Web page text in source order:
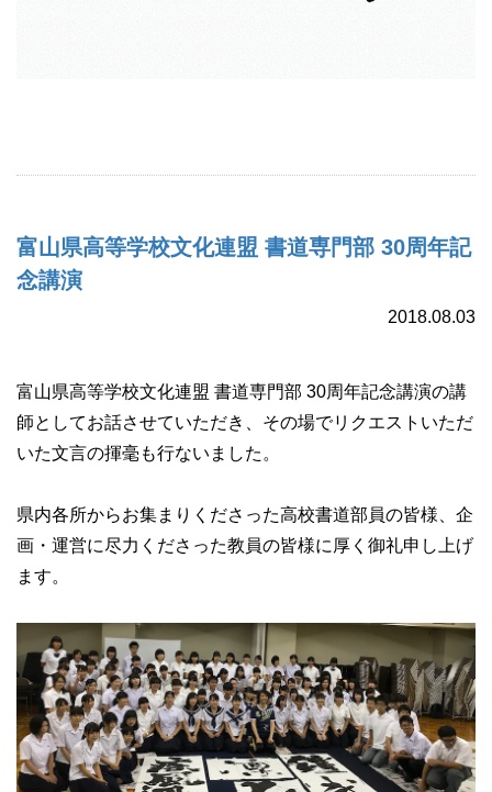
富山県高等学校文化連盟 書道専門部 30周年記
念講演
2018.08.03
富山県高等学校文化連盟 書道専門部 30周年記念講演の講
師としてお話させていただき、その場でリクエストいただ
いた文言の揮毫も行ないました。
県内各所からお集まりくださった高校書道部員の皆様、企
画・運営に尽力くださった教員の皆様に厚く御礼申し上げ
ます。